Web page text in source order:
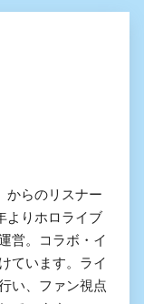
からのリスナー
よりホロライブ
営。コラボ・イ
ています。ライ
い、ファン視点